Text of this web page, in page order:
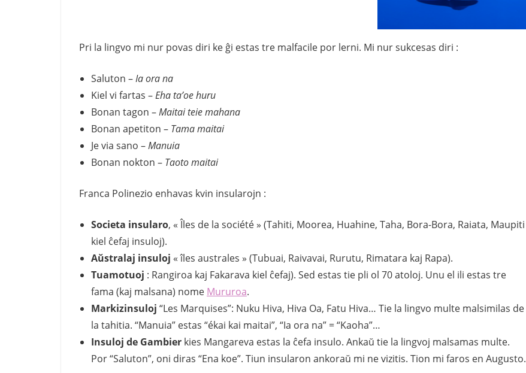
Pri la lingvo mi nur povas diri ke ĝi estas tre malfacile por lerni. Mi nur sukcesas diri :
Saluton –Ia ora na
Kiel vi fartas –Eha ta’oe huru
Bonan tagon –Maitai teie mahana
Bonan apetiton – Tama maitai
Je via sano –Manuia
Bonan nokton – Taoto maitai
Franca Polinezio enhavas kvin insularojn :
Societa insularo, « Îles de la société » (Tahiti, Moorea, Huahine, Taha, Bora-Bora, Raiata, Maupiti
kiel ĉefaj insuloj).
Aŭstralaj insuloj « îles australes » (Tubuai, Raivavai, Rurutu, Rimatara kaj Rapa).
Tuamotuoj : Rangiroa kaj Fakarava kiel ĉefaj). Sed estas tie pli ol 70 atoloj. Unu el ili estas tre
fama (kaj malsana) nome Mururoa.
Markizinsuloj “Les Marquises”: Nuku Hiva, Hiva Oa, Fatu Hiva… Tie la lingvo multe malsimilas de
la tahitia. “Manuia” estas “ékai kai maitai”, “Ia ora na” = “Kaoha”…
Insuloj de Gambier kies Mangareva estas la ĉefa insulo. Ankaŭ tie la lingvoj malsamas multe.
Por “Saluton”, oni diras “Ena koe”. Tiun insularon ankoraŭ mi ne vizitis. Tion mi faros en Augusto.